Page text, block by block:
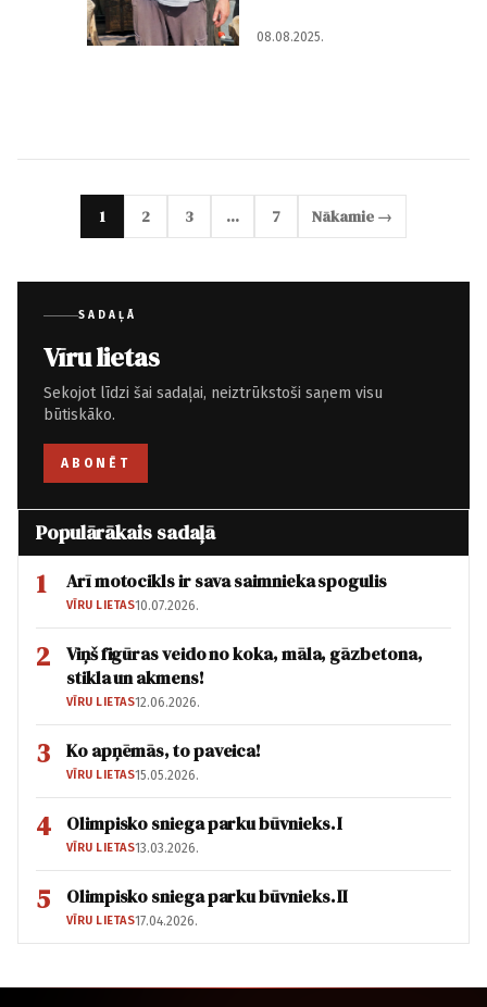
08.08.2025.
1 2 3 … 7 Nākamie →
SADAĻĀ
Vīru lietas
Sekojot līdzi šai sadaļai, neiztrūkstoši saņem visu
būtiskāko.
ABONĒT
Populārākais sadaļā
1 Arī motocikls ir sava saimnieka spogulis
VĪRU LIETAS10.07.2026.
2
Viņš figūras veido no koka, māla, gāzbetona,
stikla un akmens!
VĪRU LIETAS12.06.2026.
3 Ko apņēmās, to paveica!
VĪRU LIETAS15.05.2026.
4 Olimpisko sniega parku būvnieks. I
VĪRU LIETAS13.03.2026.
5 Olimpisko sniega parku būvnieks. II
VĪRU LIETAS17.04.2026.